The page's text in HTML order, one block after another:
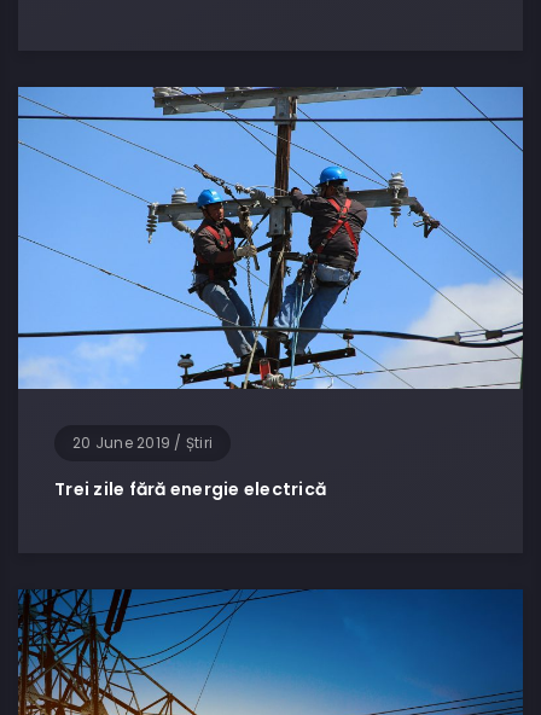
20 June 2019 / Știri
Trei zile fără energie electrică